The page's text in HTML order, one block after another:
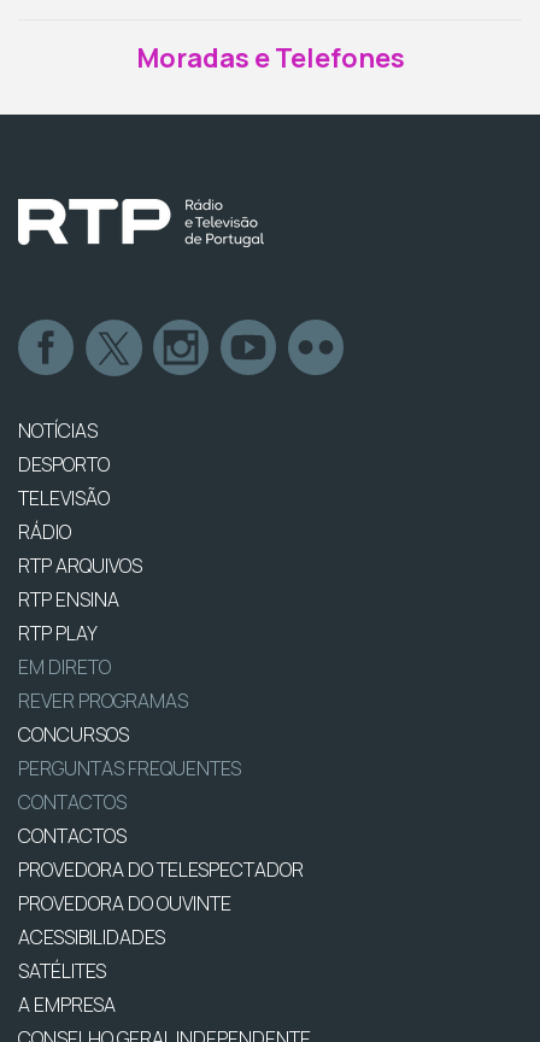
Moradas e Telefones
NOTÍCIAS
DESPORTO
TELEVISÃO
RÁDIO
RTP ARQUIVOS
RTP ENSINA
RTP PLAY
EM DIRETO
REVER PROGRAMAS
CONCURSOS
PERGUNTAS FREQUENTES
CONTACTOS
CONTACTOS
PROVEDORA DO TELESPECTADOR
PROVEDORA DO OUVINTE
ACESSIBILIDADES
SATÉLITES
A EMPRESA